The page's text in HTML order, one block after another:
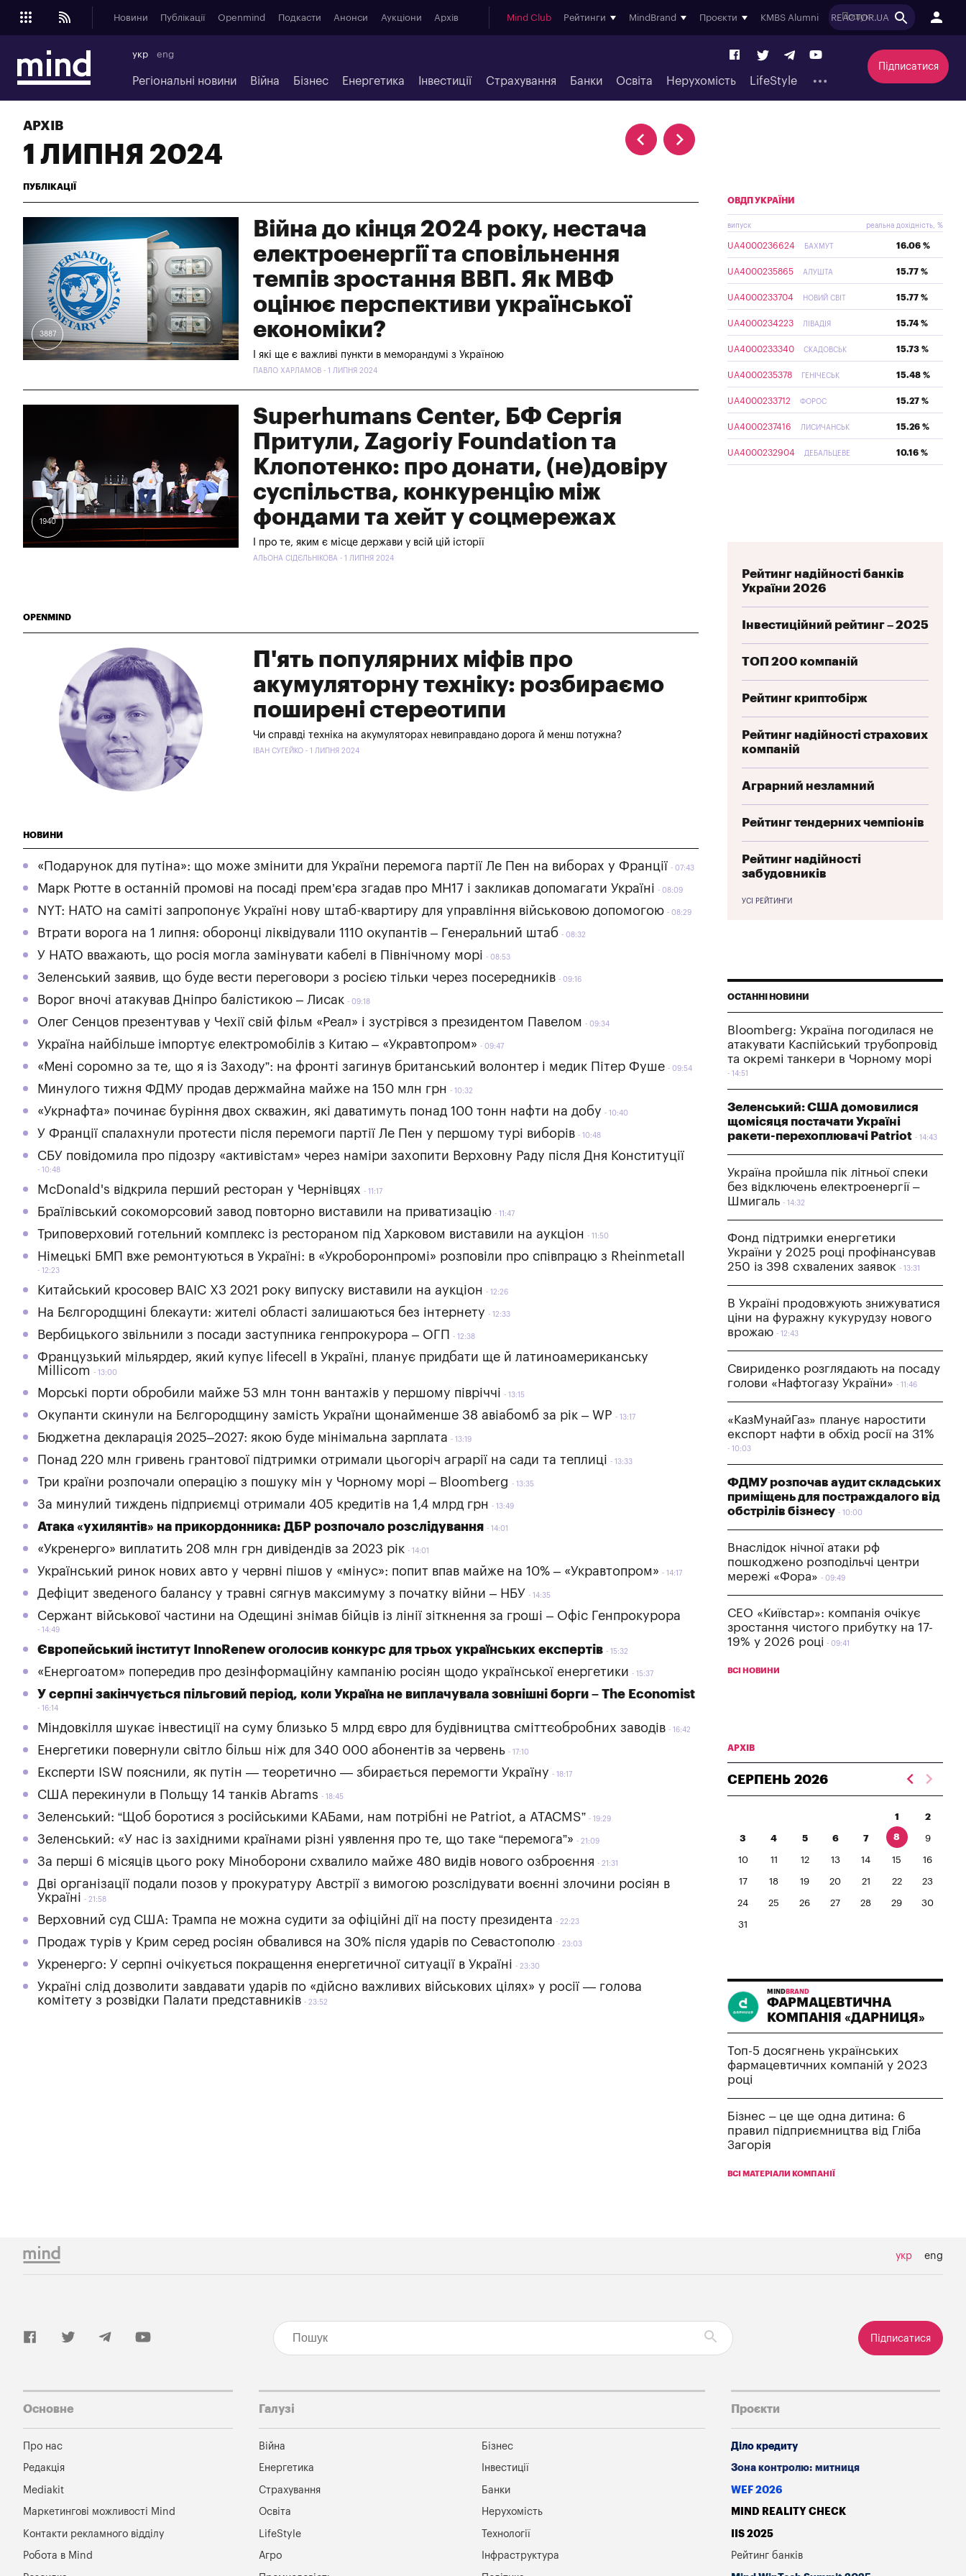
Новини Публікації Openmind Подкасти Анонси Аукціони Архів Mind Club Рейтинги MindBrand Проєкти KMBS Alumni REACTOR.UA
укр eng
Регіональні новини Війна Бізнес Енергетика Інвестиції Страхування Банки Освіта Нерухомість LifeStyle
Підписатися
АРХІВ
1 ЛИПНЯ 2024
ПУБЛІКАЦІЇ
3887
Війна до кінця 2024 року, нестача
електроенергії та сповільнення
темпів зростання ВВП. Як МВФ
оцінює перспективи української
економіки?
І які ще є важливі пункти в меморандумі з Україною
ПАВЛО ХАРЛАМОВ - 1 ЛИПНЯ 2024
1940
Superhumans Center, БФ Сергія
Притули, Zagoriy Foundation та
Клопотенко: про донати, (не)довіру
суспільства, конкуренцію між
фондами та хейт у соцмережах
І про те, яким є місце держави у всій цій історії
АЛЬОНА СІДЄЛЬНІКОВА - 1 ЛИПНЯ 2024
OPENMIND
П'ять популярних міфів про
акумуляторну техніку: розбираємо
поширені стереотипи
Чи справді техніка на акумуляторах невиправдано дорога й менш потужна?
ІВАН СУГЕЙКО - 1 ЛИПНЯ 2024
НОВИНИ
«Подарунок для путіна»: що може змінити для України перемога партії Ле Пен на виборах у Франції 07:43
Марк Рютте в останній промові на посаді прем’єра згадав про МН17 і закликав допомагати Україні 08:09
NYT: НАТО на саміті запропонує Україні нову штаб-квартиру для управління військовою допомогою 08:29
Втрати ворога на 1 липня: оборонці ліквідували 1110 окупантів – Генеральний штаб 08:32
У НАТО вважають, що росія могла замінувати кабелі в Північному морі 08:53
Зеленський заявив, що буде вести переговори з росією тільки через посередників 09:16
Ворог вночі атакував Дніпро балістикою – Лисак 09:18
Олег Сенцов презентував у Чехії свій фільм «Реал» і зустрівся з президентом Павелом 09:34
Україна найбільше імпортує електромобілів з Китаю – «Укравтопром» 09:47
«Мені соромно за те, що я із Заходу”: на фронті загинув британський волонтер і медик Пітер Фуше 09:54
Минулого тижня ФДМУ продав держмайна майже на 150 млн грн 10:32
«Укрнафта» починає буріння двох скважин, які даватимуть понад 100 тонн нафти на добу 10:40
У Франції спалахнули протести після перемоги партії Ле Пен у першому турі виборів 10:48
СБУ повідомила про підозру «активістам» через наміри захопити Верховну Раду після Дня Конституції
10:48
McDonald's відкрила перший ресторан у Чернівцях 11:17
Браїлівський сокоморсовий завод повторно виставили на приватизацію 11:47
Триповерховий готельний комплекс із рестораном під Харковом виставили на аукціон 11:50
Німецькі БМП вже ремонтуються в Україні: в «Укроборонпромі» розповіли про співпрацю з Rheinmetall
12:23
Китайський кросовер BAIC X3 2021 року випуску виставили на аукціон 12:26
На Бєлгородщині блекаути: жителі області залишаються без інтернету 12:33
Вербицького звільнили з посади заступника генпрокурора – ОГП 12:38
Французький мільярдер, який купує lifecell в Україні, планує придбати ще й латиноамериканську
Millicom
13:00
Морські порти обробили майже 53 млн тонн вантажів у першому півріччі 13:15
Окупанти скинули на Бєлгородщину замість України щонайменше 38 авіабомб за рік – WP 13:17
Бюджетна декларація 2025–2027: якою буде мінімальна зарплата 13:19
Понад 220 млн гривень грантової підтримки отримали цьогоріч аграрії на сади та теплиці 13:33
Три країни розпочали операцію з пошуку мін у Чорному морі – Bloomberg 13:35
За минулий тиждень підприємці отримали 405 кредитів на 1,4 млрд грн 13:49
Атака «ухилянтів» на прикордонника: ДБР розпочало розслідування 14:01
«Укренерго» виплатить 208 млн грн дивідендів за 2023 рік 14:01
Український ринок нових авто у червні пішов у «мінус»: попит впав майже на 10% – «Укравтопром» 14:17
Дефіцит зведеного балансу у травні сягнув максимуму з початку війни – НБУ 14:35
Сержант військової частини на Одещині знімав бійців із лінії зіткнення за гроші – Офіс Генпрокурора
14:49
Європейський інститут InnoRenew оголосив конкурс для трьох українських експертів 15:32
«Енергоатом» попередив про дезінформаційну кампанію росіян щодо української енергетики 15:37
У серпні закінчується пільговий період, коли Україна не виплачувала зовнішні борги – The Economist
16:14
Міндовкілля шукає інвестиції на суму близько 5 млрд євро для будівництва сміттєобробних заводів 16:42
Енергетики повернули світло більш ніж для 340 000 абонентів за червень 17:10
Експерти ISW пояснили, як путін — теоретично — збирається перемогти Україну 18:17
США перекинули в Польщу 14 танків Abrams 18:45
Зеленський: “Щоб боротися з російськими КАБами, нам потрібні не Patriot, а ATACMS” 19:29
Зеленський: «У нас із західними країнами різні уявлення про те, що таке “перемога”» 21:09
За перші 6 місяців цього року Міноборони схвалило майже 480 видів нового озброєння 21:31
Дві організації подали позов у прокуратуру Австрії з вимогою розслідувати воєнні злочини росіян в
Україні
21:58
Верховний суд США: Трампа не можна судити за офіційні дії на посту президента 22:23
Продаж турів у Крим серед росіян обвалився на 30% після ударів по Севастополю 23:03
Укренерго: У серпні очікується покращення енергетичної ситуації в Україні 23:30
Україні слід дозволити завдавати ударів по «дійсно важливих військових цілях» у росії — голова
комітету з розвідки Палати представників
23:52
ОВДП УКРАЇНИ
випуск реальна дохідність, %
UA4000236624 БАХМУТ 16.06 %
UA4000235865 АЛУШТА 15.77 %
UA4000233704 НОВИЙ СВІТ 15.77 %
UA4000234223 ЛІВАДІЯ 15.74 %
UA4000233340 СКАДОВСЬК 15.73 %
UA4000235378 ГЕНІЧЕСЬК 15.48 %
UA4000233712 ФОРОС 15.27 %
UA4000237416 ЛИСИЧАНСЬК 15.26 %
UA4000232904 ДЕБАЛЬЦЕВЕ 10.16 %
Рейтинг надійності банків
України 2026
Інвестиційний рейтинг – 2025
ТОП 200 компаній
Рейтинг криптобірж
Рейтинг надійності страхових
компаній
Аграрний незламний
Рейтинг тендерних чемпіонів
Рейтинг надійності
забудовників
УСІ РЕЙТИНГИ
ОСТАННІ НОВИНИ
Bloomberg: Україна погодилася не
атакувати Каспійський трубопровід
та окремі танкери в Чорному морі
14:51
Зеленський: США домовилися
щомісяця постачати Україні
ракети-перехоплювачі Patriot
14:43
Україна пройшла пік літньої спеки
без відключень електроенергії –
Шмигаль
14:32
Фонд підтримки енергетики
України у 2025 році профінансував
250 із 398 схвалених заявок
13:31
В Україні продовжують знижуватися
ціни на фуражну кукурудзу нового
врожаю
12:43
Свириденко розглядають на посаду
голови «Нафтогазу України»
11:46
«КазМунайГаз» планує наростити
експорт нафти в обхід росії на 31%
10:03
ФДМУ розпочав аудит складських
приміщень для постраждалого від
обстрілів бізнесу
10:00
Внаслідок нічної атаки рф
пошкоджено розподільчі центри
мережі «Фора»
09:49
СЕО «Київстар»: компанія очікує
зростання чистого прибутку на 17-
19% у 2026 році
09:41
ВСІ НОВИНИ
АРХІВ
СЕРПЕНЬ 2026
1 2
3 4 5 6 7 8 9
10 11 12 13 14 15 16
17 18 19 20 21 22 23
24 25 26 27 28 29 30
31
MIND BRAND
ФАРМАЦЕВТИЧНА
КОМПАНІЯ «ДАРНИЦЯ»
Топ-5 досягнень українських
фармацевтичних компаній у 2023
році
Бізнес – це ще одна дитина: 6
правил підприємництва від Гліба
Загорія
ВСІ МАТЕРІАЛИ КОМПАНІЇ
укр eng
Підписатися
Основне
Про нас
Редакція
Mediakit
Маркетингові можливості Mind
Контакти рекламного відділу
Робота в Mind
Галузі
Війна Бізнес
Енергетика Інвестиції
Страхування Банки
Освіта Нерухомість
LifeStyle Технології
Агро Інфраструктура
Проєкти
Діло кредиту
Зона контролю: митниця
WEF 2026
MIND REALITY CHECK
IIS 2025
Рейтинг банків